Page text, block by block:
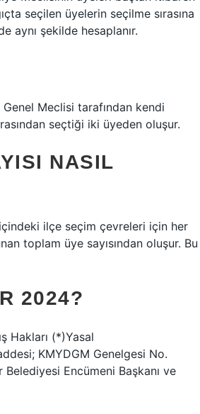
seçilen üyelerin seçilme sırasına
aynı şekilde hesaplanır.
Meclisi tarafından kendi
seçtiği iki üyeden oluşur.
NASIL
ilçe seçim çevreleri için her
toplam üye sayısından oluşur. Bu
2024?
Hakları (*)Yasal
KMYDGM Genelgesi No.
Encümeni Başkanı ve